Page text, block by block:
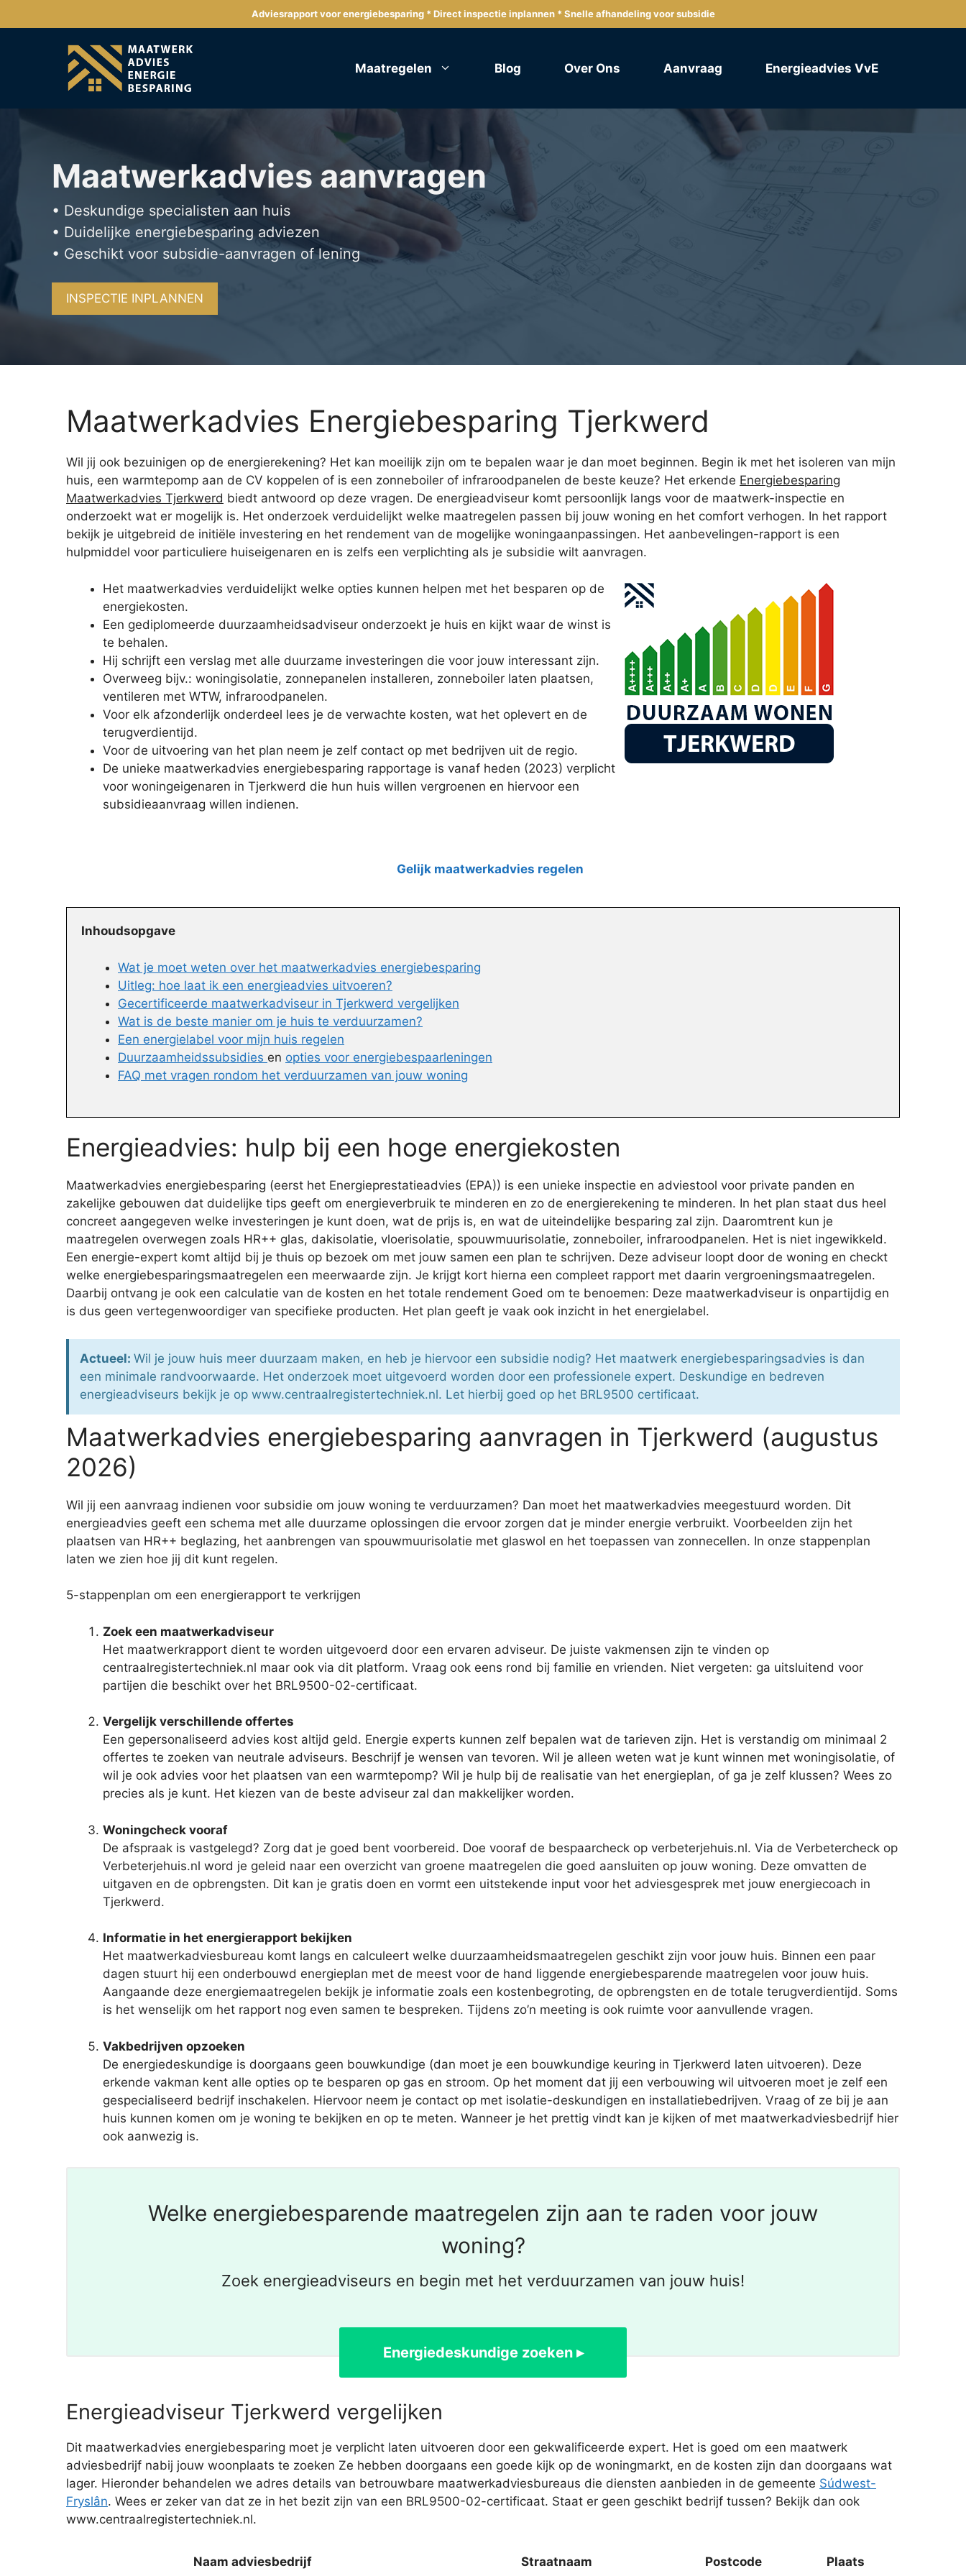
naar
Adviesrapport voor energiebesparing * Direct inspectie inplannen * Snelle afhandeling voor subsidie
Maatregelen Blog Over Ons Aanvraag Energieadvies VvE
Maatwerkadvies aanvragen
• Deskundige specialisten aan huis
• Duidelijke energiebesparing adviezen
• Geschikt voor subsidie-aanvragen of lening
INSPECTIE INPLANNEN
Maatwerkadvies Energiebesparing Tjerkwerd
Wil jij ook bezuinigen op de energierekening? Het kan moeilijk zijn om te bepalen waar je dan moet beginnen. Begin ik met het isoleren van mijn
huis, een warmtepomp aan de CV koppelen of is een zonneboiler of infraroodpanelen de beste keuze? Het erkende Energiebesparing
Maatwerkadvies Tjerkwerd biedt antwoord op deze vragen. De energieadviseur komt persoonlijk langs voor de maatwerk-inspectie en
onderzoekt wat er mogelijk is. Het onderzoek verduidelijkt welke maatregelen passen bij jouw woning en het comfort verhogen. In het rapport
bekijk je uitgebreid de initiële investering en het rendement van de mogelijke woningaanpassingen. Het aanbevelingen-rapport is een
hulpmiddel voor particuliere huiseigenaren en is zelfs een verplichting als je subsidie wilt aanvragen.
Het maatwerkadvies verduidelijkt welke opties kunnen helpen met het besparen op de
energiekosten.
Een gediplomeerde duurzaamheidsadviseur onderzoekt je huis en kijkt waar de winst is
te behalen.
Hij schrijft een verslag met alle duurzame investeringen die voor jouw interessant zijn.
Overweeg bijv.: woningisolatie, zonnepanelen installeren, zonneboiler laten plaatsen,
ventileren met WTW, infraroodpanelen.
Voor elk afzonderlijk onderdeel lees je de verwachte kosten, wat het oplevert en de
terugverdientijd.
Voor de uitvoering van het plan neem je zelf contact op met bedrijven uit de regio.
De unieke maatwerkadvies energiebesparing rapportage is vanaf heden (2023) verplicht
voor woningeigenaren in Tjerkwerd die hun huis willen vergroenen en hiervoor een
subsidieaanvraag willen indienen.
Gelijk maatwerkadvies regelen
Inhoudsopgave
Wat je moet weten over het maatwerkadvies energiebesparing
Uitleg: hoe laat ik een energieadvies uitvoeren?
Gecertificeerde maatwerkadviseur in Tjerkwerd vergelijken
Wat is de beste manier om je huis te verduurzamen?
Een energielabel voor mijn huis regelen
Duurzaamheidssubsidies en opties voor energiebespaarleningen
FAQ met vragen rondom het verduurzamen van jouw woning
Energieadvies: hulp bij een hoge energiekosten
Maatwerkadvies energiebesparing (eerst het Energieprestatieadvies (EPA)) is een unieke inspectie en adviestool voor private panden en
zakelijke gebouwen dat duidelijke tips geeft om energieverbruik te minderen en zo de energierekening te minderen. In het plan staat dus heel
concreet aangegeven welke investeringen je kunt doen, wat de prijs is, en wat de uiteindelijke besparing zal zijn. Daaromtrent kun je
maatregelen overwegen zoals HR++ glas, dakisolatie, vloerisolatie, spouwmuurisolatie, zonneboiler, infraroodpanelen. Het is niet ingewikkeld.
Een energie-expert komt altijd bij je thuis op bezoek om met jouw samen een plan te schrijven. Deze adviseur loopt door de woning en checkt
welke energiebesparingsmaatregelen een meerwaarde zijn. Je krijgt kort hierna een compleet rapport met daarin vergroeningsmaatregelen.
Daarbij ontvang je ook een calculatie van de kosten en het totale rendement Goed om te benoemen: Deze maatwerkadviseur is onpartijdig en
is dus geen vertegenwoordiger van specifieke producten. Het plan geeft je vaak ook inzicht in het energielabel.
Actueel: Wil je jouw huis meer duurzaam maken, en heb je hiervoor een subsidie nodig? Het maatwerk energiebesparingsadvies is dan
een minimale randvoorwaarde. Het onderzoek moet uitgevoerd worden door een professionele expert. Deskundige en bedreven
energieadviseurs bekijk je op www.centraalregistertechniek.nl. Let hierbij goed op het BRL9500 certificaat.
Maatwerkadvies energiebesparing aanvragen in Tjerkwerd (augustus
2026)
Wil jij een aanvraag indienen voor subsidie om jouw woning te verduurzamen? Dan moet het maatwerkadvies meegestuurd worden. Dit
energieadvies geeft een schema met alle duurzame oplossingen die ervoor zorgen dat je minder energie verbruikt. Voorbeelden zijn het
plaatsen van HR++ beglazing, het aanbrengen van spouwmuurisolatie met glaswol en het toepassen van zonnecellen. In onze stappenplan
laten we zien hoe jij dit kunt regelen.
5-stappenplan om een energierapport te verkrijgen
Zoek een maatwerkadviseur
Het maatwerkrapport dient te worden uitgevoerd door een ervaren adviseur. De juiste vakmensen zijn te vinden op
centraalregistertechniek.nl maar ook via dit platform. Vraag ook eens rond bij familie en vrienden. Niet vergeten: ga uitsluitend voor
partijen die beschikt over het BRL9500-02-certificaat.
Vergelijk verschillende offertes
Een gepersonaliseerd advies kost altijd geld. Energie experts kunnen zelf bepalen wat de tarieven zijn. Het is verstandig om minimaal 2
offertes te zoeken van neutrale adviseurs. Beschrijf je wensen van tevoren. Wil je alleen weten wat je kunt winnen met woningisolatie, of
wil je ook advies voor het plaatsen van een warmtepomp? Wil je hulp bij de realisatie van het energieplan, of ga je zelf klussen? Wees zo
precies als je kunt. Het kiezen van de beste adviseur zal dan makkelijker worden.
Woningcheck vooraf
De afspraak is vastgelegd? Zorg dat je goed bent voorbereid. Doe vooraf de bespaarcheck op verbeterjehuis.nl. Via de Verbetercheck op
Verbeterjehuis.nl word je geleid naar een overzicht van groene maatregelen die goed aansluiten op jouw woning. Deze omvatten de
uitgaven en de opbrengsten. Dit kan je gratis doen en vormt een uitstekende input voor het adviesgesprek met jouw energiecoach in
Tjerkwerd.
Informatie in het energierapport bekijken
Het maatwerkadviesbureau komt langs en calculeert welke duurzaamheidsmaatregelen geschikt zijn voor jouw huis. Binnen een paar
dagen stuurt hij een onderbouwd energieplan met de meest voor de hand liggende energiebesparende maatregelen voor jouw huis.
Aangaande deze energiemaatregelen bekijk je informatie zoals een kostenbegroting, de opbrengsten en de totale terugverdientijd. Soms
is het wenselijk om het rapport nog even samen te bespreken. Tijdens zo’n meeting is ook ruimte voor aanvullende vragen.
Vakbedrijven opzoeken
De energiedeskundige is doorgaans geen bouwkundige (dan moet je een bouwkundige keuring in Tjerkwerd laten uitvoeren). Deze
erkende vakman kent alle opties op te besparen op gas en stroom. Op het moment dat jij een verbouwing wil uitvoeren moet je zelf een
gespecialiseerd bedrijf inschakelen. Hiervoor neem je contact op met isolatie-deskundigen en installatiebedrijven. Vraag of ze bij je aan
huis kunnen komen om je woning te bekijken en op te meten. Wanneer je het prettig vindt kan je kijken of met maatwerkadviesbedrijf hier
ook aanwezig is.
Welke energiebesparende maatregelen zijn aan te raden voor jouw
woning?
Zoek energieadviseurs en begin met het verduurzamen van jouw huis!
Energiedeskundige zoeken ▸
Energieadviseur Tjerkwerd vergelijken
Dit maatwerkadvies energiebesparing moet je verplicht laten uitvoeren door een gekwalificeerde expert. Het is goed om een maatwerk
adviesbedrijf nabij jouw woonplaats te zoeken Ze hebben doorgaans een goede kijk op de woningmarkt, en de kosten zijn dan doorgaans wat
lager. Hieronder behandelen we adres details van betrouwbare maatwerkadviesbureaus die diensten aanbieden in de gemeente Súdwest-
Fryslân. Wees er zeker van dat ze in het bezit zijn van een BRL9500-02-certificaat. Staat er geen geschikt bedrijf tussen? Bekijk dan ook
www.centraalregistertechniek.nl.
Naam adviesbedrijf Straatnaam Postcode Plaats